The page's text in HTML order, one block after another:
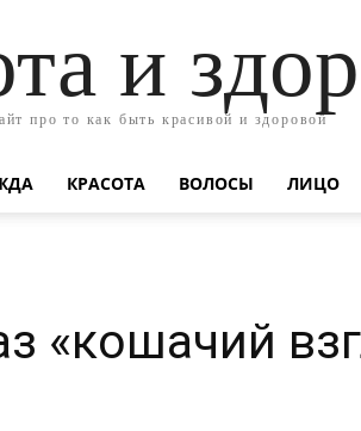
и
про то как быть красивой и здоровой
КРАСОТА ВОЛОСЫ ЛИЦО
«кошачий